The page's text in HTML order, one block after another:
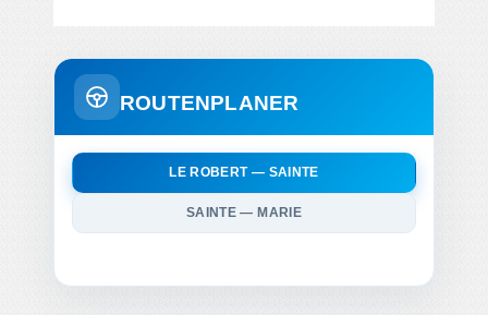
ROUTENPLANER
LE ROBERT — SAINTE
SAINTE — MARIE